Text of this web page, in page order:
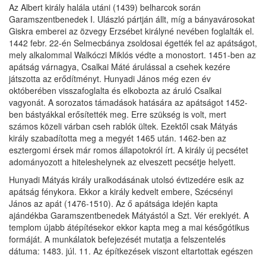
Az Albert király halála utáni (1439) belharcok során
Garamszentbenedek I. Ulászló pártján állt, míg a bányavárosokat
Giskra emberei az özvegy Erzsébet királyné nevében foglalták el.
1442 febr. 22-én Selmecbánya zsoldosai égették fel az apátságot,
mely alkalommal Walkóczi Miklós védte a monostort. 1451-ben az
apátság várnagya, Csalkai Máté árulással a csehek kezére
játszotta az erődítményt. Hunyadi János még ezen év
októberében visszafoglalta és elkobozta az áruló Csalkai
vagyonát. A sorozatos támadások hatására az apátságot 1452-
ben bástyákkal erősítették meg. Erre szükség is volt, mert
számos közeli várban cseh rablók ültek. Ezektől csak Mátyás
király szabadította meg a megyét 1465 után. 1462-ben az
esztergomi érsek már romos állapotokról írt. A király új pecsétet
adományozott a hiteleshelynek az elveszett pecsétje helyett.
Hunyadi Mátyás király uralkodásának utolsó évtizedére esik az
apátság fénykora. Ekkor a király kedvelt embere, Szécsényi
János az apát (1476-1510). Az ő apátsága idején kapta
ajándékba Garamszentbenedek Mátyástól a Szt. Vér ereklyét. A
templom újabb átépítésekor ekkor kapta meg a mai későgótikus
formáját. A munkálatok befejezését mutatja a felszentelés
dátuma: 1483. júl. 11. Az építkezések viszont eltartottak egészen